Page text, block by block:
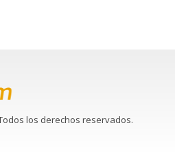
los derechos reservados.